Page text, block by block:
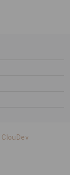
ClouDev